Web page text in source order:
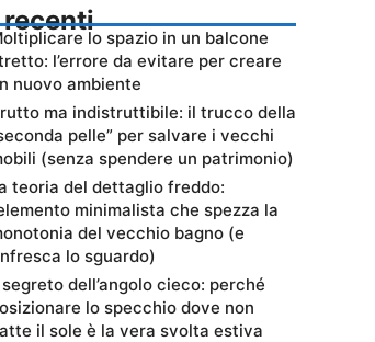
lo spazio in un balcone
l’errore da evitare per creare
nuovo ambiente
ma indistruttibile: il trucco della
pelle” per salvare i vecchi
(senza spendere un patrimonio)
teoria del dettaglio freddo:
minimalista che spezza la
del vecchio bagno (e
lo sguardo)
segreto dell’angolo cieco: perché
lo specchio dove non
il sole è la vera svolta estiva